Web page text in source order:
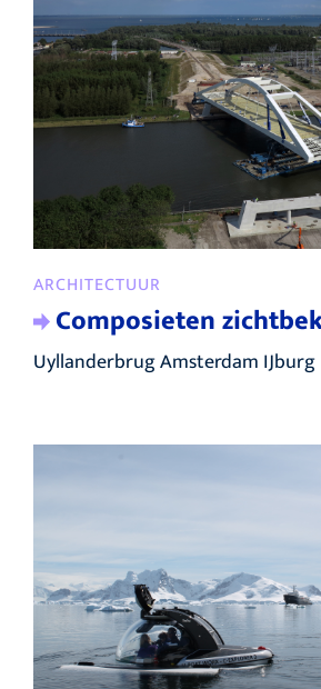
ARCHITECTUUR
Composieten
Uyllanderbrug Amsterdam IJburg